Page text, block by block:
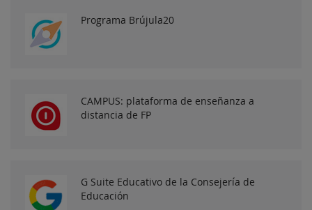
Programa Brújula20
CAMPUS: plataforma de enseñanza a
distancia de FP
G Suite Educativo de la Consejería de
Educación